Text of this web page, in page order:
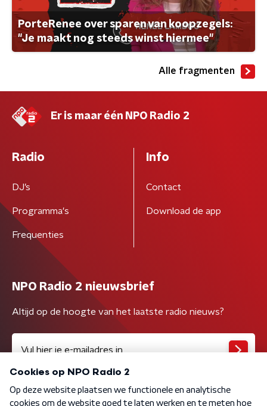
PorteRenee over sparen van koopzegels:
"Je maakt nog steeds winst hiermee"
Alle fragmenten
Er is maar één NPO Radio 2
Radio
DJ’s
Programma's
Frequenties
Info
Contact
Download de app
NPO Radio 2 nieuwsbrief
Altijd op de hoogte van het laatste radio nieuws?